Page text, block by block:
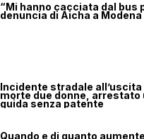
“Mi hanno cacciata dal bus
denuncia di Aicha a Modena
Incidente stradale all’uscita
morte due donne, arrestato
guida senza patente
Quando e di quanto